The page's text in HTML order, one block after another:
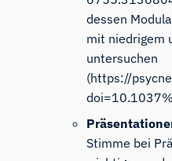
dessen
mit niedrigem
untersuchen
(https://
Stimme bei